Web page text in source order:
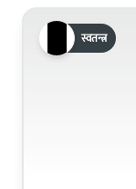
स्वतन्त्र